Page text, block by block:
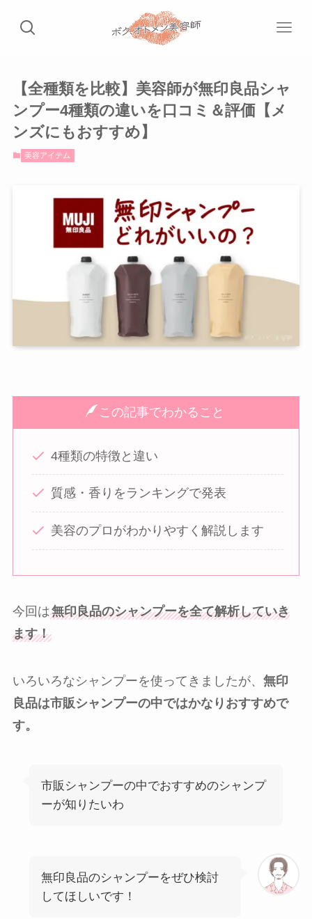
【全種類を比較】美容師が無印良品シャ
ンプー4種類の違いを口コミ＆評価【メ
ンズにもおすすめ】
美容アイテム
この記事でわかること
4種類の特徴と違い
質感・香りをランキングで発表
美容のプロがわかりやすく解説します
今回は無印良品のシャンプーを全て解析していき
ます！
いろいろなシャンプーを使ってきましたが、 無印
良品は市販シャンプーの中ではかなりおすすめで
す。
市販シャンプーの中でおすすめのシャンプ
ーが知りたいわ
無印良品のシャンプーをぜひ検討
してほしいです！